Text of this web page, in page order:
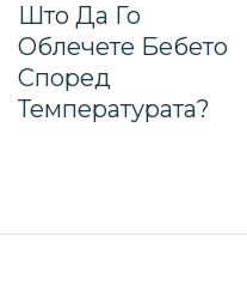
Што Да Го
Облечете Бебето
Според
Температурата?